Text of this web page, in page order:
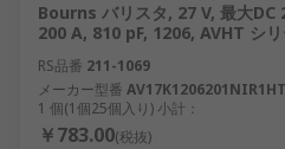
Bourns バリスタ, 27 V, 最大DC
200 A, 810 pF, 1206, AVHT シ
RS品番 211-1069
メーカー型番 AV17K1206201NIR1HT
1 個(1個25個入り) 小計：
￥783.00(税抜)